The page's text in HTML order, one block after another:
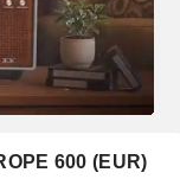
600 (EUR)